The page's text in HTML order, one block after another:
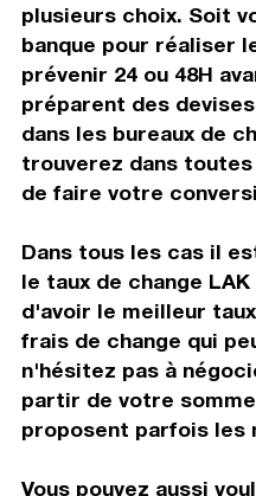
plusieurs choix. Soit
banque pour réaliser
prévenir 24 ou 48H
préparent des
dans les bureaux de
trouverez dans
de faire votre
Dans tous les cas il
le taux de change
d'avoir le meilleur
frais de change qui
n'hésitez pas à
partir de votre
proposent parfois les
Vous pouvez aussi